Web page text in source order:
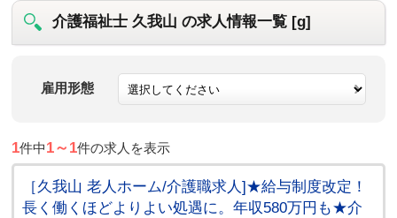
介護福祉士 久我山 の求人情報一覧 [g]
雇用形態
1件中1～1件の求人を表示
［久我山 老人ホーム/介護職求人]★給与制度改定！
長く働くほどよりよい処遇に。年収580万円も★介